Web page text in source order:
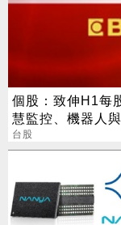
個股：致伸H1每
慧監控、機器人
台股